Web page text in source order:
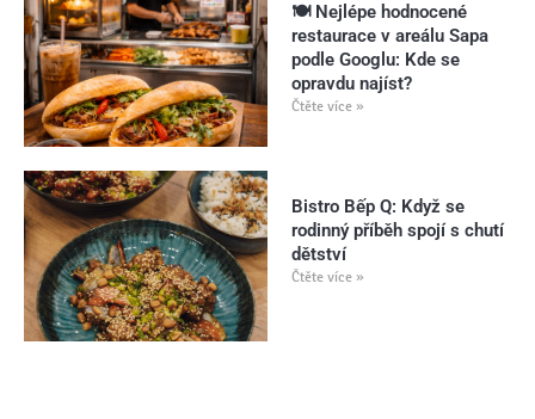
🍽️ Nejlépe hodnocené
restaurace v areálu Sapa
podle Googlu: Kde se
opravdu najíst?
Čtěte více »
Bistro Bếp Q: Když se
rodinný příběh spojí s chutí
dětství
Čtěte více »